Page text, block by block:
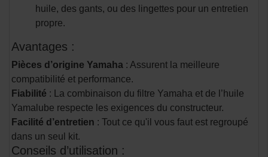
huile, des gants, ou des lingettes pour un entretien
propre.
Avantages :
Pièces d’origine Yamaha : Assurent la meilleure
compatibilité et performance.
Fiabilité : La combinaison du filtre Yamaha et de l’huile
Yamalube respecte les exigences du constructeur.
Facilité d’entretien : Tout ce qu'il vous faut est regroupé
dans un seul kit.
Conseils d’utilisation :